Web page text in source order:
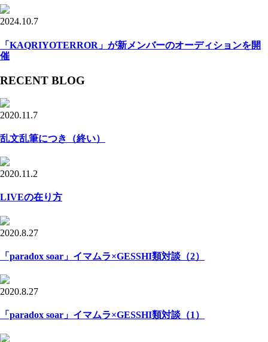
2024.10.7
「KAQRIYOTERROR」が新メンバーのオーディションを開
催
RECENT BLOG
2020.11.7
乱文乱筆につき（終い）
2020.11.2
LIVEの在り方
2020.8.27
「paradox soar」イマムラ×GESSHI類対談（2）
2020.8.27
「paradox soar」イマムラ×GESSHI類対談（1）